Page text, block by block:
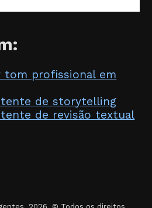
tom profissional em
de storytelling
de revisão textual